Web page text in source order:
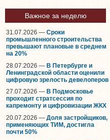
Важное за неделю
31.07.2026 — Сроки
промышленного строительства
превышают плановые в среднем
на 20%
28.07.2026 — В Петербурге и
Ленинградской области оценили
цифровую зрелость девелоперов
27.07.2026 — В Подмосковье
проходит стратсессия по
капремонту и цифровизации ЖКХ
20.07.2026 — Доля застройщиков,
применяющих ТИМ, достигла
почти 50%